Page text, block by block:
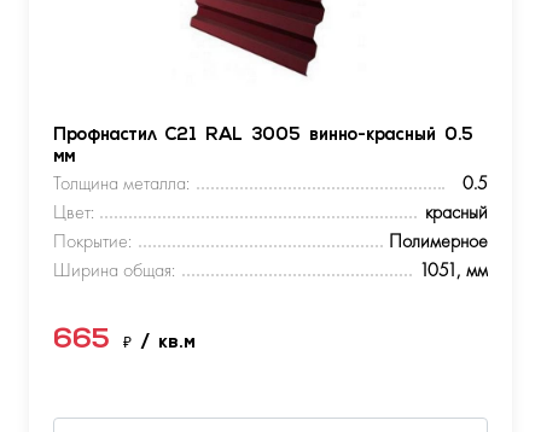
Профнастил С21 RAL 3005 винно-красный 0.5
мм
Толщина металла:
0.5
Цвет:
красный
Покрытие:
Полимерное
Ширина общая:
1051, мм
665 ₽ / кв.м